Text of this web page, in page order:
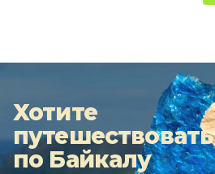
Хотите
путешествовать
по Байкалу